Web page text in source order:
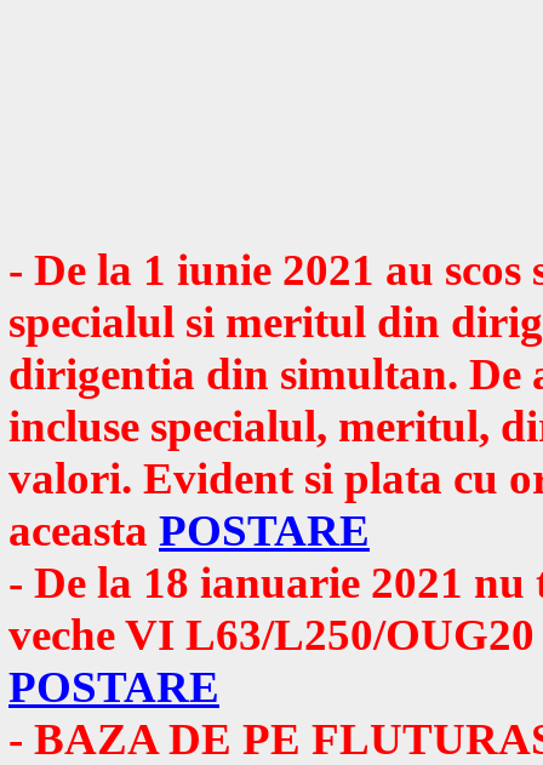
- De la 1 iunie 2021 au
specialul si meritul din
dirigentia din simultan. De
incluse specialul, meritul,
valori. Evident si plata cu
aceasta POSTARE
- De la 18 ianuarie 2021
veche VI L63/L250/
POSTARE
- BAZA DE PE